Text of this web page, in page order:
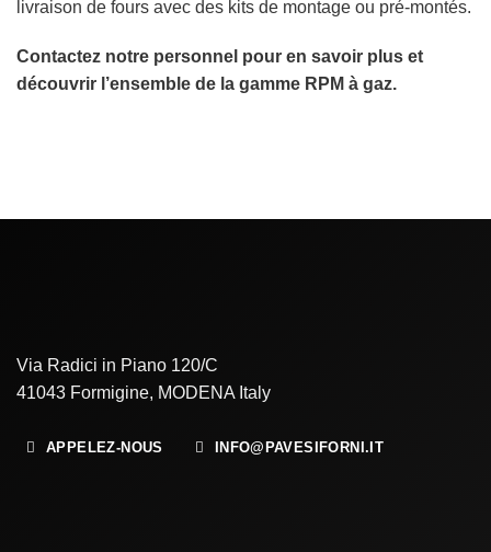
livraison de fours avec des kits de montage ou pré-montés.
Contactez notre personnel pour en savoir plus et
découvrir l’ensemble de la gamme RPM à gaz.
Via Radici in Piano 120/C
41043 Formigine, MODENA Italy
APPELEZ-NOUS INFO@PAVESIFORNI.IT